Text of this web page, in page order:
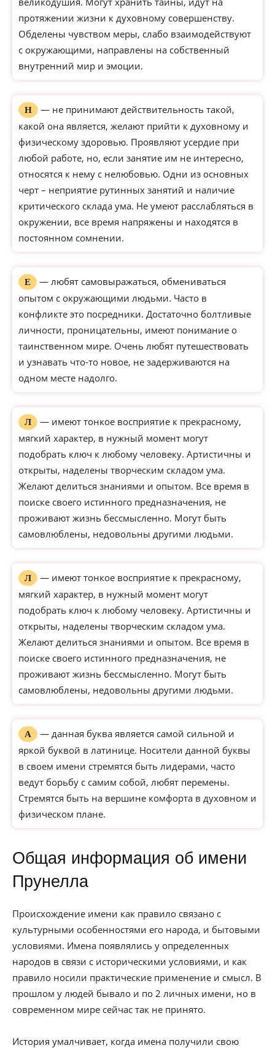
протяжении жизни к духовному совершенству.
Обделены чувством меры, слабо взаимодействуют
с окружающими, направлены на собственный
внутренний мир и эмоции.
Н
— не принимают действительность такой,
какой она является, желают прийти к духовному и
физическому здоровью. Проявляют усердие при
любой работе, но, если занятие им не интересно,
относятся к нему с нелюбовью. Одни из основных
черт – неприятие рутинных занятий и наличие
критического склада ума. Не умеют расслабляться в
окружении, все время напряжены и находятся в
постоянном сомнении.
Е
— любят самовыражаться, обмениваться
опытом с окружающими людьми. Часто в
конфликте это посредники. Достаточно болтливые
личности, проницательны, имеют понимание о
таинственном мире. Очень любят путешествовать
и узнавать что-то новое, не задерживаются на
одном месте надолго.
Л
— имеют тонкое восприятие к прекрасному,
мягкий характер, в нужный момент могут
подобрать ключ к любому человеку. Артистичны и
открыты, наделены творческим складом ума.
Желают делиться знаниями и опытом. Все время в
поиске своего истинного предназначения, не
проживают жизнь бессмысленно. Могут быть
самовлюблены, недовольны другими людьми.
Л
— имеют тонкое восприятие к прекрасному,
мягкий характер, в нужный момент могут
подобрать ключ к любому человеку. Артистичны и
открыты, наделены творческим складом ума.
Желают делиться знаниями и опытом. Все время в
поиске своего истинного предназначения, не
проживают жизнь бессмысленно. Могут быть
самовлюблены, недовольны другими людьми.
А
— данная буква является самой сильной и
яркой буквой в латинице. Носители данной буквы
в своем имени стремятся быть лидерами, часто
ведут борьбу с самим собой, любят перемены.
Стремятся быть на вершине комфорта в духовном и
физическом плане.
Общая информация об имени
Прунелла
Происхождение имени как правило связано с
культурными особенностями его народа, и бытовыми
условиями. Имена появлялись у определенных
народов в связи с историческими условиями, и как
правило носили практические применение и смысл. В
прошлом у людей бывало и по 2 личных имени, но в
современном мире сейчас так не принято.
История умалчивает, когда имена получили свою